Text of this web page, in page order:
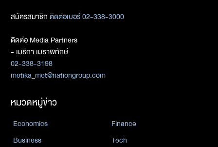
สมัครสมาชิกติดต่อเบอร์ 02-338-3000
ติดต่อ Media Partners
- เมธิกา เมธาพิทักษ์
02-338-3198
metika_met@nationgroup.com
หมวดหมู่ข่าว
Economics
Finance
Business
Tech